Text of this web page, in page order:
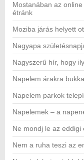
Mostanában az
étránk
Moziba járás helyett
Nagyapa
Nagyszerű hír, hogy
Napelem árakra
Napelem parkok
Napelemek – a
Ne mondj le az eddigi
Nem a ruha teszi az